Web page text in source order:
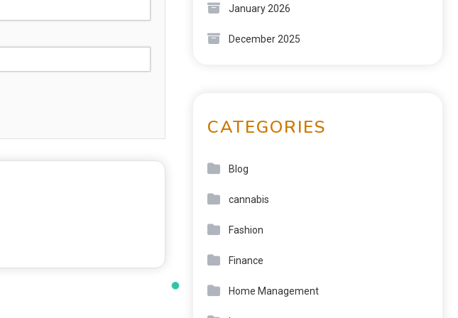
January 2026
December 2025
CATEGORIES
Blog
cannabis
Fashion
Finance
Home Management